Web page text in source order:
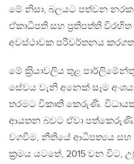
මේ නිසා, බලයට පත්වන
ඒකාධිපති සහ ප‍්‍රතිපත්ති
අවස්ථාවක පරිවර්තනය
මේ ක‍්‍රියාවලිය තුළ
සේවය වැනි අනෙක් සෑම
තරමට විකෘති කෙරුණි.
ආයතන බවට ඒවා
වගවීම, නීතියේ ආධිපත්‍යය සහ
ක‍්‍රමය යටතේ, 2015 වන